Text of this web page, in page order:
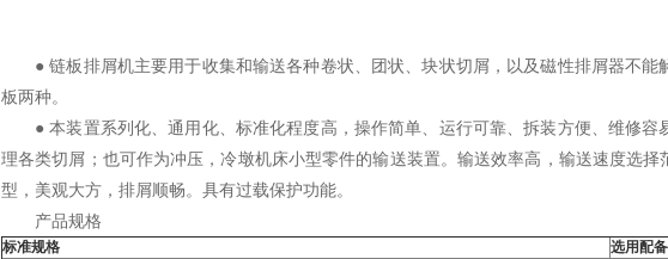
● 链板排屑机主要用于收集和输送各种卷状、团状、块状切屑，以及磁性排屑器不
板两种。
● 本装置系列化、通用化、标准化程度高，操作简单、运行可靠、拆装方便、维修
理各类切屑；也可作为冲压，冷墩机床小型零件的输送装置。输送效率高，输送速度选
型，美观大方，排屑顺畅。具有过载保护功能。
产品规格
标准规格
选用配备